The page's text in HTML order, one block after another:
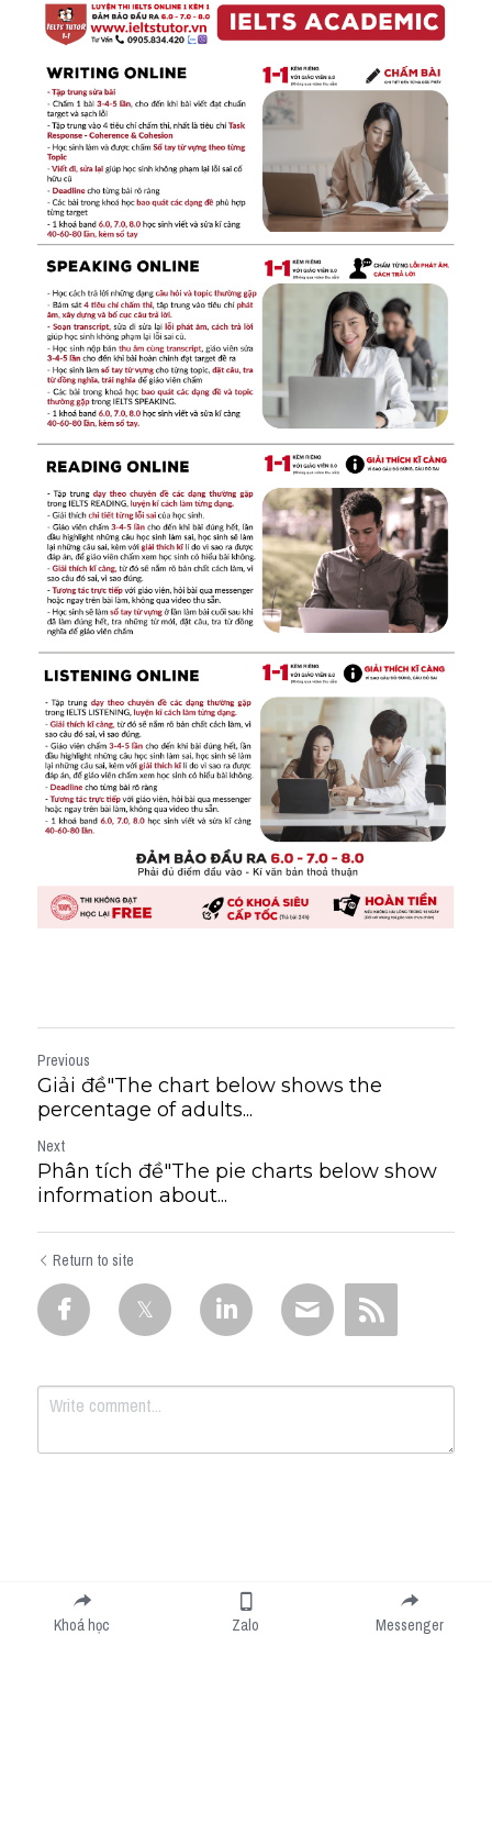
Previous
Giải đề"​The chart below shows the
percentage of adults...
Next
Phân tích đề"The pie charts below show
information about...
Return to site
Submit
Khoá học Zalo Messenger